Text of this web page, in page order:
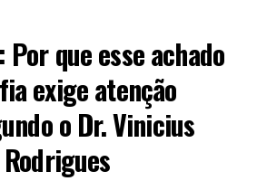
Por que esse achado
exige atenção
o Dr. Vinicius